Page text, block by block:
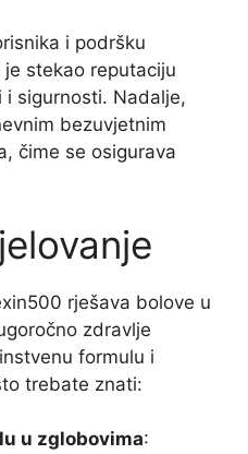
i podršku
stekao reputaciju
sigurnosti. Nadalje,
bezuvjetnim
čime se osigurava
rješava bolove u
zdravlje
formulu i
trebate znati:
u zglobovima: